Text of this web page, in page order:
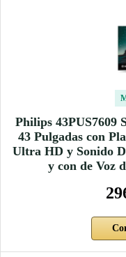
Philips 43PUS7609
43 Pulgadas con
Ultra HD y Sonido
y con de Voz